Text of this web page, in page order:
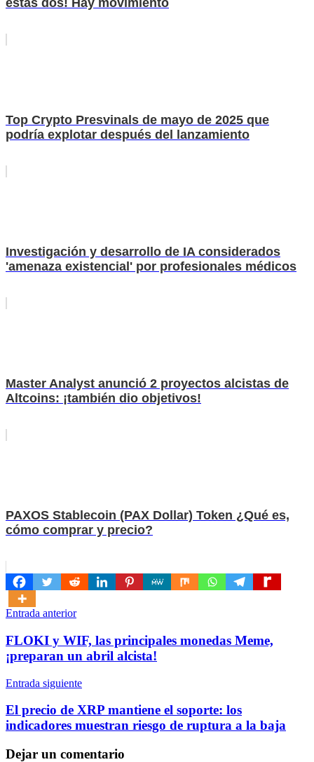
estas dos! Hay movimiento
Top Crypto Presvinals de mayo de 2025 que
podría explotar después del lanzamiento
Investigación y desarrollo de IA considerados
'amenaza existencial' por profesionales médicos
Master Analyst anunció 2 proyectos alcistas de
Altcoins: ¡también dio objetivos!
PAXOS Stablecoin (PAX Dollar) Token ¿Qué es,
cómo comprar y precio?
Navegación
de
entradas
Entrada anterior
FLOKI y WIF, las principales monedas Meme,
¡preparan un abril alcista!
Entrada siguiente
El precio de XRP mantiene el soporte: los
indicadores muestran riesgo de ruptura a la baja
Dejar un comentario